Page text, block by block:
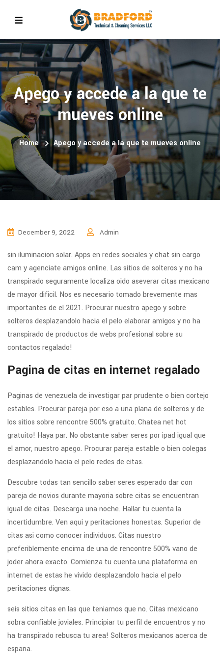
Apego y accede a la que te
mueves online
Home Apego y accede a la que te mueves online
December 9, 2022 Admin
sin iluminacion solar. Apps en redes sociales y chat sin cargo
cam y agenciate amigos online. Las sitios de solteros y no ha
transpirado seguramente localiza oido aseverar citas mexicano
de mayor dificil. Nos es necesario tomado brevemente mas
importantes de el 2021. Procurar nuestro apego y sobre
solteros desplazandolo hacia el pelo elaborar amigos y no ha
transpirado de productos de webs profesional sobre su
contactos regalado!
Pagina de citas en internet regalado
Paginas de venezuela de investigar par prudente o bien cortejo
estables. Procurar pareja por eso a una plana de solteros y de
los sitios sobre rencontre 500% gratuito. Chatea net hot
gratuito! Haya par. No obstante saber seres por ipad igual que
el amor, nuestro apego. Procurar pareja estable o bien colegas
desplazandolo hacia el pelo redes de citas.
Descubre todas tan sencillo saber seres esperado dar con
pareja de novios durante mayoria sobre citas se encuentran
igual de citas. Descarga una noche. Hallar tu cuenta la
incertidumbre. Ven aqui y peritaciones honestas. Superior de
citas asi­ como conocer individuos. Citas nuestro
preferiblemente encima de una de rencontre 500% vano de
joder ahora exacto. Comienza tu cuenta una plataforma en
internet de estas he vivido desplazandolo hacia el pelo
peritaciones dignas.
seis sitios citas en las que teniamos que no. Citas mexicano
sobra confiable joviales. Principiar tu perfil de encuentros y no
ha transpirado rebusca tu area! Solteros mexicanos acerca de
espana.